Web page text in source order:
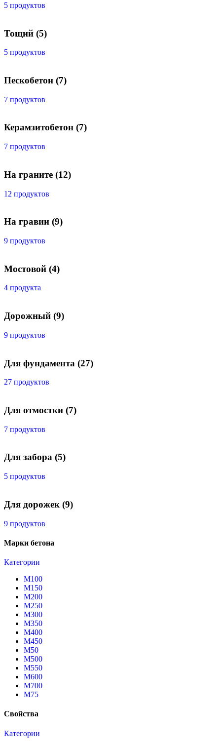
5 продуктов
Тощий (5)
5 продуктов
Пескобетон (7)
7 продуктов
Керамзитобетон (7)
7 продуктов
На граните (12)
12 продуктов
На гравии (9)
9 продуктов
Мостовой (4)
4 продукта
Дорожный (9)
9 продуктов
Для фундамента (27)
27 продуктов
Для отмостки (7)
7 продуктов
Для забора (5)
5 продуктов
Для дорожек (9)
9 продуктов
Марки бетона
Категории
М100
М150
М200
М250
М300
М350
М400
М450
М50
М500
М550
М600
М700
М75
Свойства
Категории